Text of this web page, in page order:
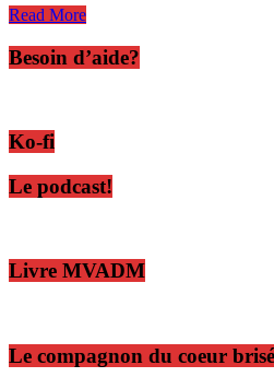
Read More
Besoin d’aide?
Ko-fi
Le podcast!
Livre MVADM
Le compagnon du coeur brisé